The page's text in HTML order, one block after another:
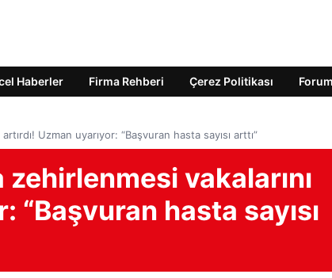
Haberler Firma Rehberi Çerez Politikası Forum
Uzman uyarıyor: “Başvuran hasta sayısı arttı”
vakalarını
“Başvuran hasta sayısı